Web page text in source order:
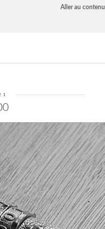
Aller au contenu